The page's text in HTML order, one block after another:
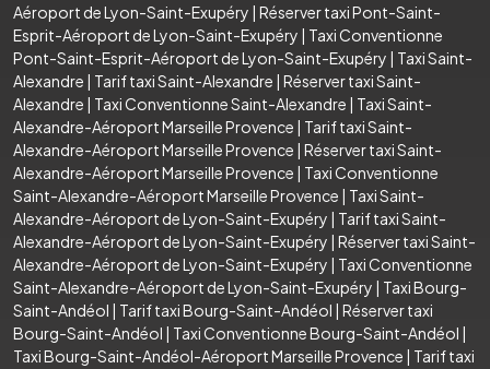
Aéroport de Lyon-Saint-Exupéry | Réserver taxi Pont-Saint-
Esprit-Aéroport de Lyon-Saint-Exupéry | Taxi Conventionne
Pont-Saint-Esprit-Aéroport de Lyon-Saint-Exupéry | Taxi Saint-
Alexandre | Tarif taxi Saint-Alexandre | Réserver taxi Saint-
Alexandre | Taxi Conventionne Saint-Alexandre | Taxi Saint-
Alexandre-Aéroport Marseille Provence | Tarif taxi Saint-
Alexandre-Aéroport Marseille Provence | Réserver taxi Saint-
Alexandre-Aéroport Marseille Provence | Taxi Conventionne
Saint-Alexandre-Aéroport Marseille Provence | Taxi Saint-
Alexandre-Aéroport de Lyon-Saint-Exupéry | Tarif taxi Saint-
Alexandre-Aéroport de Lyon-Saint-Exupéry | Réserver taxi Saint-
Alexandre-Aéroport de Lyon-Saint-Exupéry | Taxi Conventionne
Saint-Alexandre-Aéroport de Lyon-Saint-Exupéry | Taxi Bourg-
Saint-Andéol | Tarif taxi Bourg-Saint-Andéol | Réserver taxi
Bourg-Saint-Andéol | Taxi Conventionne Bourg-Saint-Andéol |
Taxi Bourg-Saint-Andéol-Aéroport Marseille Provence | Tarif taxi